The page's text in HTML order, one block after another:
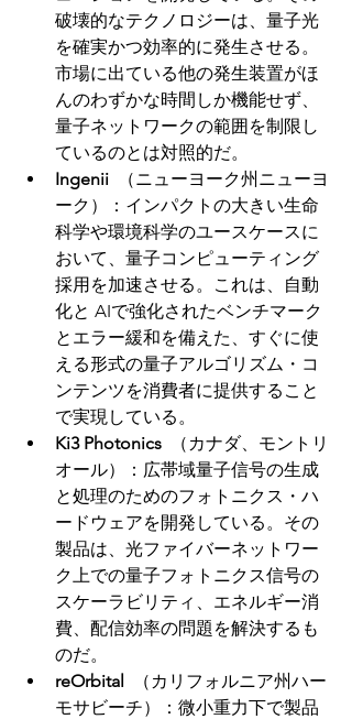
破壊的なテクノロジーは、量子光
を確実かつ効率的に発生させる。
市場に出ている他の発生装置がほ
んのわずかな時間しか機能せず、
量子ネットワークの範囲を制限し
ているのとは対照的だ。
Ingenii
  （ニューヨーク州ニューヨ
ーク）：インパクトの大きい生命
科学や環境科学のユースケースに
おいて、量子コンピューティング
採用を加速させる。これは、自動
化と AIで強化されたベンチマーク
とエラー緩和を備えた、すぐに使
える形式の量子アルゴリズム・コ
ンテンツを消費者に提供すること
で実現している。
Ki3 Photonics
  （カナダ、モントリ
オール）：広帯域量子信号の生成
と処理のためのフォトニクス・ハ
ードウェアを開発している。その
製品は、光ファイバーネットワー
ク上での量子フォトニクス信号の
スケーラビリティ、エネルギー消
費、配信効率の問題を解決するも
のだ。
reOrbital
  （カリフォルニア州ハー
モサビーチ）：微小重力下で製品